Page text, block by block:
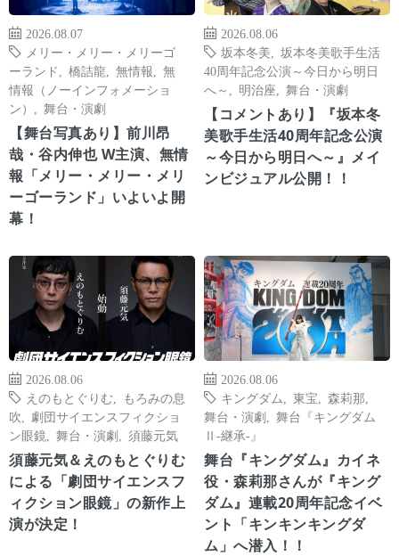
2026.08.07
メリー・メリー・メリーゴ
ーランド
橋詰龍 無情報
無
情報（ノーインフォメーショ
ン）
舞台・演劇
【舞台写真あり】前川昂
哉・谷内伸也 W主演、無情
報「メリー・メリー・メリ
ーゴーランド」いよいよ開
幕！
2026.08.06
坂本冬美
坂本冬美歌手生活
40周年記念公演～今日から明日
へ～
明治座 舞台・演劇
【コメントあり】『坂本冬
美歌手生活40周年記念公演
～今日から明日へ～』メイ
ンビジュアル公開！！
2026.08.06
えのもとぐりむ
もろみの息
吹
劇団サイエンスフィクショ
ン眼鏡
舞台・演劇 須藤元気
須藤元気＆えのもとぐりむ
による「劇団サイエンスフ
ィクション眼鏡」の新作上
演が決定！
2026.08.06
キングダム
東宝 森莉那
舞台・演劇
舞台『キングダム
Ⅱ-継承-』
舞台『キングダム』カイネ
役・森莉那さんが『キング
ダム』連載20周年記念イベ
ント「キンキンキングダ
ム」へ潜入！！